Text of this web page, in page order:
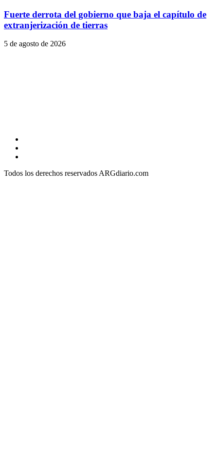
Fuerte derrota del gobierno que baja el capítulo de
extranjerización de tierras
5 de agosto de 2026
Todos los derechos reservados ARGdiario.com